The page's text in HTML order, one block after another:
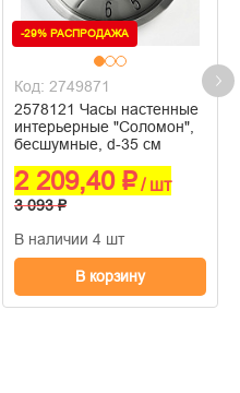
-29% РАСПРОДАЖА
Код: 2749871
2578121 Часы настенные
интерьерные "Соломон",
бесшумные, d-35 см
2 209,40 ₽/ шт
3 093 ₽
В наличии 4 шт
В корзину